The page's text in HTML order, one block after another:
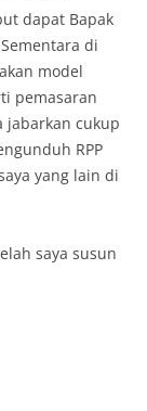
dapat Bapak
di
model
pemasaran
jabarkan cukup
RPP
yang lain di
saya susun